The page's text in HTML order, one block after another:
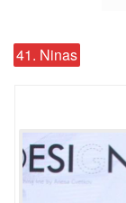
41. Ninas